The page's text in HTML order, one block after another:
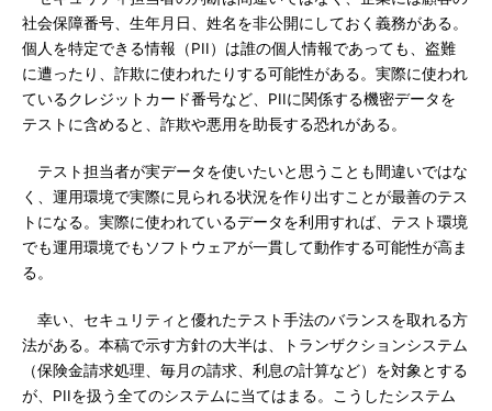
社会保障番号、生年月日、姓名を非公開にしておく義務がある。
個人を特定できる情報（PII）は誰の個人情報であっても、盗難
に遭ったり、詐欺に使われたりする可能性がある。実際に使われ
ているクレジットカード番号など、PIIに関係する機密データを
テストに含めると、詐欺や悪用を助長する恐れがある。
テスト担当者が実データを使いたいと思うことも間違いではな
く、運用環境で実際に見られる状況を作り出すことが最善のテス
トになる。実際に使われているデータを利用すれば、テスト環境
でも運用環境でもソフトウェアが一貫して動作する可能性が高ま
る。
幸い、セキュリティと優れたテスト手法のバランスを取れる方
法がある。本稿で示す方針の大半は、トランザクションシステム
（保険金請求処理、毎月の請求、利息の計算など）を対象とする
が、PIIを扱う全てのシステムに当てはまる。こうしたシステム